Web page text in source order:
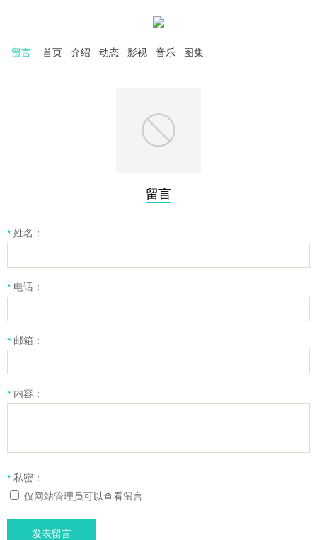
留言 首页 介绍 动态 影视 音乐 图集
留言
* 姓名：
* 电话：
* 邮箱：
* 内容：
* 私密：
仅网站管理员可以查看留言
发表留言